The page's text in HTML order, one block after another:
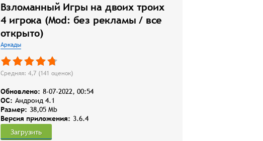
Взломанный Игры на двоих троих
4 игрока (Mod: без рекламы / все
открыто)
Аркады
Средняя: 4,7 (141 оценок)
Обновлено: 8-07-2022, 00:54
OC: Андроид 4.1
Размер: 38,05 Mb
Версия приложения: 3.6.4
Загрузить